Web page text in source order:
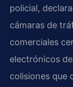
policial,
cámaras de
comerciales
electrónicos
colisiones que